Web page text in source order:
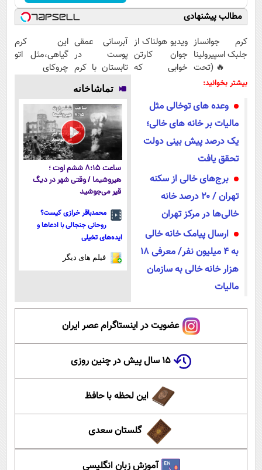
مطالب پیشنهادی
کرم جوانساز
جلبک اسپیرولینا
🔥 (تحت
لیسانس آلمان)
ویدیو هولناک از
جوان کارتن
خوابی که
آبرسانی عمقی
پوست در
تابستان با کرم
جوانساز آلمانی!
این کرم
گیاهی،مثل اتو
چروکای
بیشتر بخوانید:
وعده های توخالی مثل
مالیات بر خانه های خالی؛
یک درصد پیش بینی دولت
تحقق یافت
برج‌های خالی از سکنه
تهران / ۲۰ درصد خانه
خالی‌ها در مرکز تهران
ارسال پیامک خانه خالی
به ۴ میلیون نفر/ معرفی ۱۸
هزار خانه خالی به سازمان
مالیات
تماشاخانه
ساعت ۸:۱۵ ششم اوت ؛
هیروشیما / وقتی شهر در دیگ
قیر می‌جوشید
محمدباقر خرازی کیست؟
روحانی جنجالی با ادعاها و
ایده‌های تخیلی
فیلم های دیگر
عضویت در اینستاگرام عصر ایران
۱۵ سال پیش در چنین روزی
این لحظه با حافظ
گلستان سعدی
آموزش زبان انگلیسی